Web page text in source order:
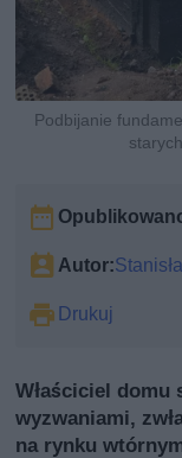
Podbijanie
Autor:
Drukuj
Właściciel domu
wyzwaniami,
na rynku